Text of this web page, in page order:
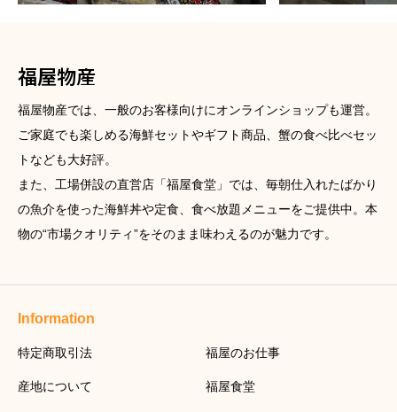
福屋物産
福屋物産では、一般のお客様向けにオンラインショップも運営。
ご家庭でも楽しめる海鮮セットやギフト商品、蟹の食べ比べセッ
トなども大好評。
また、工場併設の直営店「福屋食堂」では、毎朝仕入れたばかり
の魚介を使った海鮮丼や定食、食べ放題メニューをご提供中。本
物の“市場クオリティ”をそのまま味わえるのが魅力です。
Information
特定商取引法 福屋のお仕事
産地について 福屋食堂